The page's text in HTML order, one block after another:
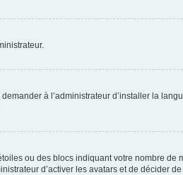
à l’administrateur d’installer la
ou des blocs indiquant votre nombre de
d’activer les avatars et de décider